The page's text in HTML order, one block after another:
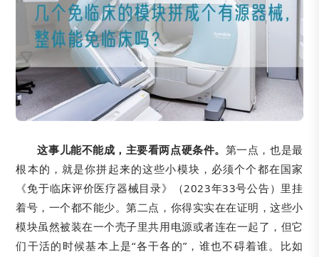
这事儿能不能成，主要看两点硬条件。 第一点，也是最
根本的，就是你拼起来的这些小模块，必须个个都在国家
《免于临床评价医疗器械目录》（2023年33号公告）里挂
着号，一个都不能少。第二点，你得实实在在证明，这些小
模块虽然被装在一个壳子里共用电源或者连在一起了，但它
们干活的时候基本上是“各干各的”，谁也不碍着谁。比如